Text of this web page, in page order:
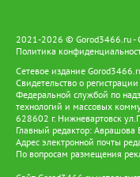
2021-2026 © Gorod3466.ru -
Политика
Сетевое издание
Свидетельство о
Федеральной службой по
технологий и массовых
628602 г. Нижневартовск
Главный редактор: Аврашова
Адрес электронной почты
По вопросам размещения